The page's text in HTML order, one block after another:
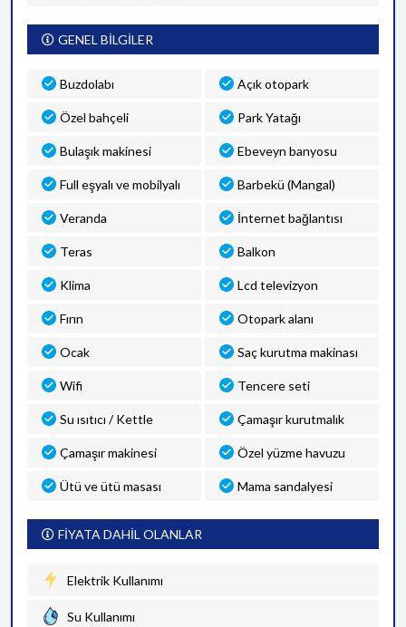
GENEL BİLGİLER
Buzdolabı Açık otopark
Özel bahçeli Park Yatağı
Bulaşık makinesi Ebeveyn banyosu
Full eşyalı ve mobilyalı Barbekü (Mangal)
Veranda İnternet bağlantısı
Teras Balkon
Klima Lcd televizyon
Fırın Otopark alanı
Ocak Saç kurutma makinası
Wifi Tencere seti
Su ısıtıcı / Kettle Çamaşır kurutmalık
Çamaşır makinesi Özel yüzme havuzu
Ütü ve ütü masası Mama sandalyesi
FİYATA DAHİL OLANLAR
Elektrik Kullanımı
Su Kullanımı